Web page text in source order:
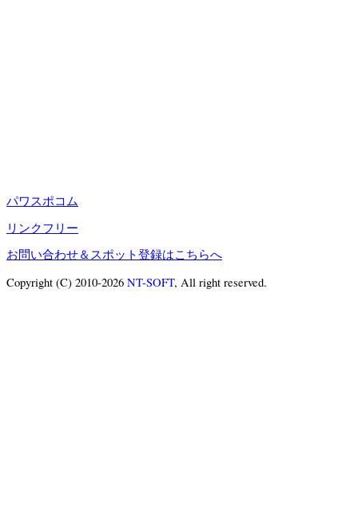
パワスポコム
リンクフリー
お問い合わせ＆スポット登録はこちらへ
Copyright (C) 2010-2026 NT-SOFT, All right reserved.